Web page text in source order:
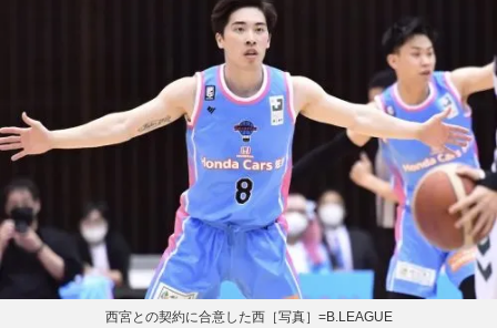
西宮との契約に合意した西［写真］=B.LEAGUE